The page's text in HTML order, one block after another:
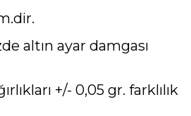
altın ayar damgası
+/- 0,05 gr. farklılık